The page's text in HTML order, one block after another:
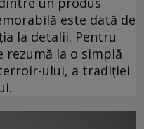
este dată de
la detalii. Pentru
rezumă la o simplă
ului, a tradiției